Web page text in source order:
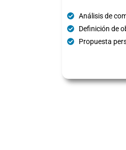
Análisis de
Definición de
Propuesta